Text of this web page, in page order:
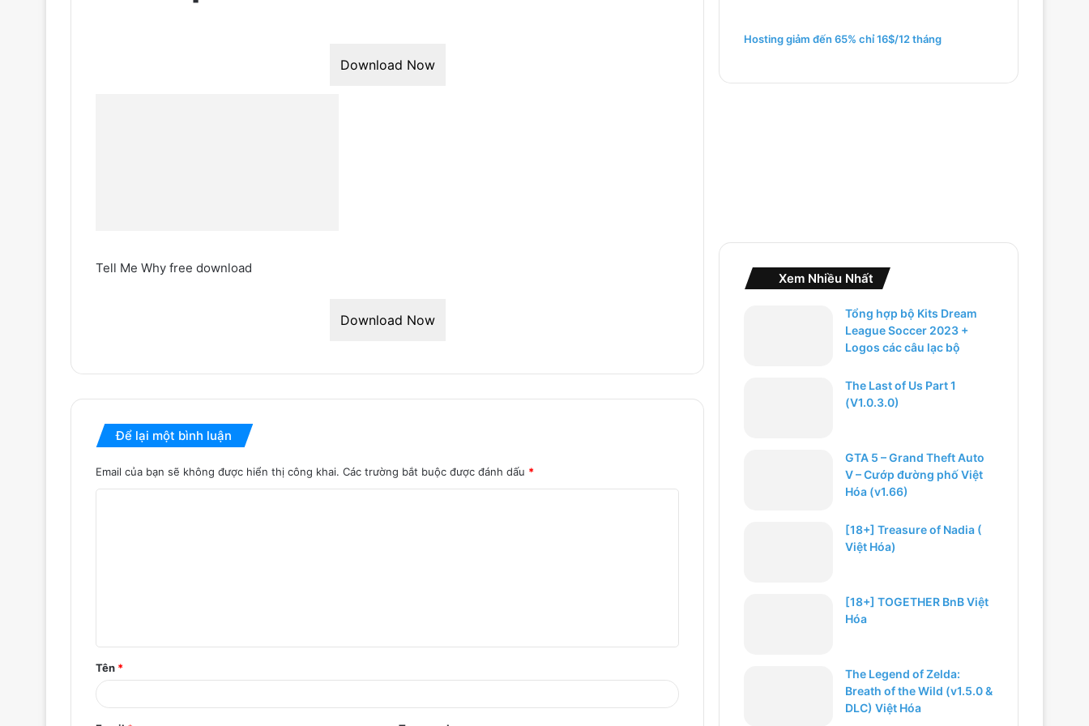
Download Now
Tell Me Why free download
Download Now
Để lại một bình luận
Email của bạn sẽ không được hiển thị công khai. Các trường bắt buộc được đánh dấu *
ậ
n
*
Tên *
h
Hosting giảm đến 65% chỉ 16$/12 tháng
Xem Nhiều Nhất
Tổng hợp bộ Kits Dream
League Soccer 2023 +
Logos các câu lạc bộ
The Last of Us Part 1
(V1.0.3.0)
GTA 5 – Grand Theft Auto
V – Cướp đường phố Việt
Hóa (v1.66)
[18+] Treasure of Nadia (
Việt Hóa)
[18+] TOGETHER BnB Việt
Hóa
The Legend of Zelda:
Breath of the Wild (v1.5.0 &
DLC) Việt Hóa